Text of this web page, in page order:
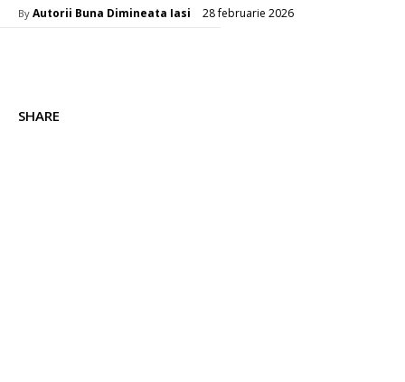
By Autorii Buna Dimineata Iasi 28 februarie 2026
SHARE